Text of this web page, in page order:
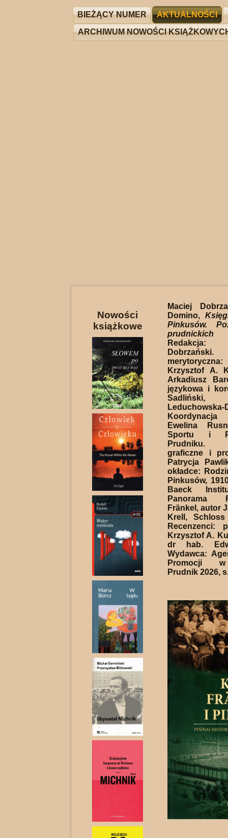
BIEŻĄCY NUMER AKTUALNOŚCI
ARCHIWUM NOWOŚCI
Nowości
książkowe
Maciej
Domino,
Pinkusów.
prudnickich
Dobrzański.
Krzysztof A.
Arkadiusz
językowa i
Leduchowska-
Ewelina
Sportu i
Prudniku.
graficzne i
Patrycja
okładce:
Pinkusów,
Baeck
Panorama
Fränkel, autor
Krell,
Recenzenci:
Krzysztof A.
dr hab.
Wydawca:
Promocji
Prudnik 2026,